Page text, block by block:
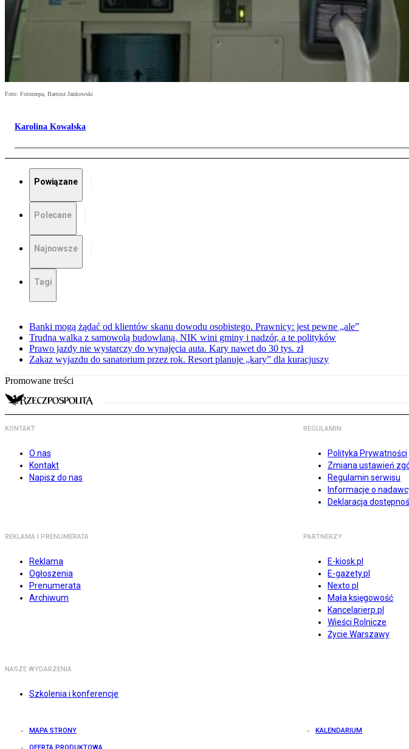
Foto: Fotorzepa, Bartosz Jankowski
Karolina Kowalska
Powiązane
Polecane
Najnowsze
Tagi
Banki mogą żądać od klientów skanu dowodu osobistego. Prawnicy: jest pewne „ale”
Trudna walka z samowolą budowlaną. NIK wini gminy i nadzór, a te polityków
Prawo jazdy nie wystarczy do wynajęcia auta. Kary nawet do 30 tys. zł
Zakaz wyjazdu do sanatorium przez rok. Resort planuje „kary” dla kuracjuszy
Promowane treści
KONTAKT
O nas
Kontakt
Napisz do nas
REGULAMIN
Polityka Prywatności
Zmiana ustawień
Regulamin serwisu
Informacje o
Deklaracja
REKLAMA I PRENUMERATA
Reklama
Ogłoszenia
Prenumerata
Archiwum
PARTNERZY
E-kiosk.pl
E-gazety.pl
Nexto.pl
Mała księgowość
Kancelarierp.pl
Wieści Rolnicze
Życie Warszawy
NASZE WYDARZENIA
Szkolenia i konferencje
MAPA STRONY KALENDARIUM